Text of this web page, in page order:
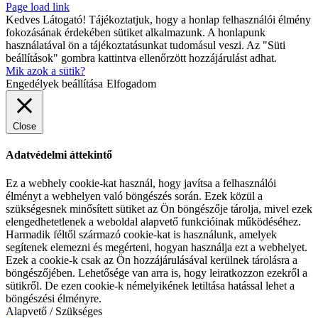
Page load link
Kedves Látogató! Tájékoztatjuk, hogy a honlap felhasználói élmény
fokozásának érdekében sütiket alkalmazunk. A honlapunk
használatával ön a tájékoztatásunkat tudomásul veszi. Az "Süti
beállítások" gombra kattintva ellenőrzött hozzájárulást adhat.
Mik azok a sütik?
Engedélyek beállítása Elfogadom
Close
Adatvédelmi áttekintő
Ez a webhely cookie-kat használ, hogy javítsa a felhasználói
élményt a webhelyen való böngészés során. Ezek közül a
szükségesnek minősített sütiket az Ön böngészője tárolja, mivel ezek
elengedhetetlenek a weboldal alapvető funkcióinak működéséhez.
Harmadik féltől származó cookie-kat is használunk, amelyek
segítenek elemezni és megérteni, hogyan használja ezt a webhelyet.
Ezek a cookie-k csak az Ön hozzájárulásával kerülnek tárolásra a
böngészőjében. Lehetősége van arra is, hogy leiratkozzon ezekről a
sütikről. De ezen cookie-k némelyikének letiltása hatással lehet a
böngészési élményre.
Alapvető / Szükséges